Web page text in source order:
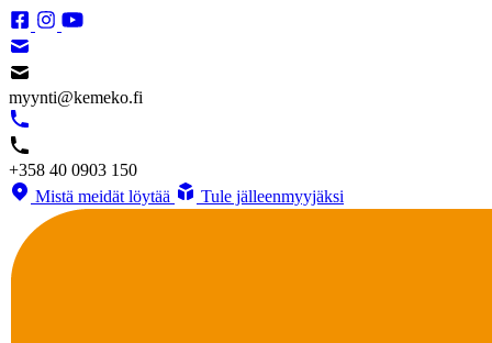
myynti@kemeko.fi
+358 40 0903 150
Mistä meidät löytää
Tule jälleenmyyjäksi